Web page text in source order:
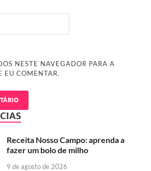
NESTE NAVEGADOR PARA A
EU COMENTAR.
Receita Nosso Campo: aprenda a
fazer um bolo de milho
9 de agosto de 2026